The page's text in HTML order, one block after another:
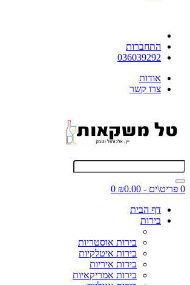
התחברות
036039292
אודות
צרו קשר
0 פריט\ים - ₪0.00
0
דף הבית
בירות
בירות אוסטריות
בירות איטלקיות
בירות איריות
בירות אמריקאיות